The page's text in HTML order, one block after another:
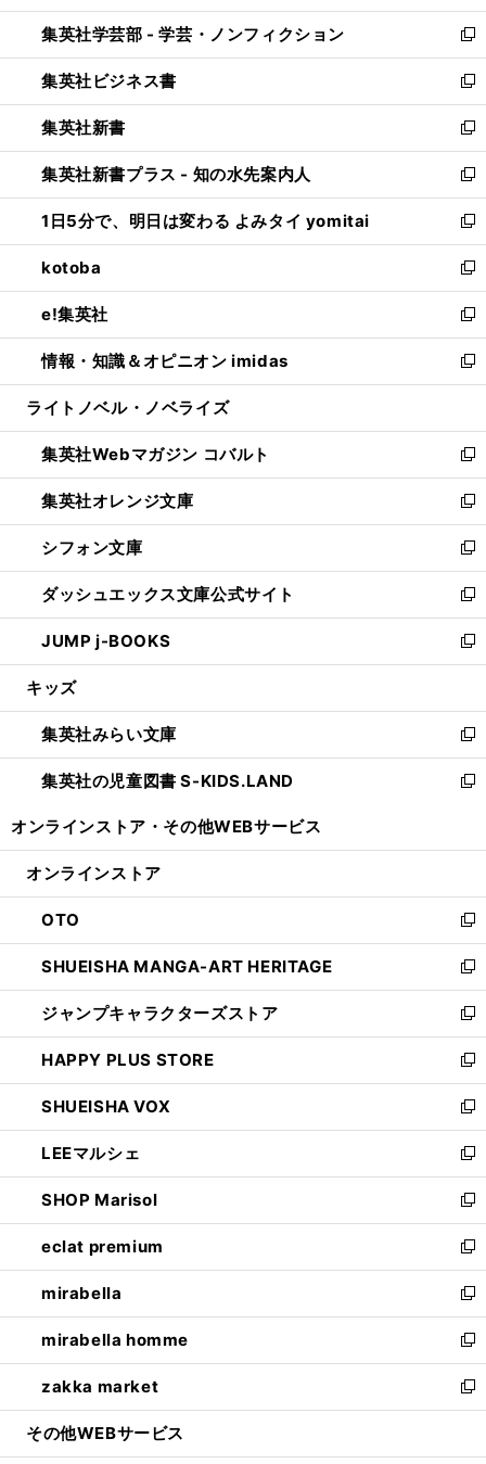
開
く
ウ
で
開
く
ン
ド
ウ
で
開
く
ウ
ィ
ン
ド
ウ
で
開
く
集英社学芸部 - 学芸・ノンフィクション
新
し
い
ウ
ィ
ン
ド
ウ
で
開
く
集英社ビジネス書
新
し
い
ウ
ィ
ン
ド
ウ
で
開
く
集英社新書
新
し
い
ウ
ィ
ン
ド
ウ
で
開
く
集英社新書プラス - 知の水先案内人
新
し
い
ウ
ィ
ン
ド
ウ
で
開
1日5分で、明日は変わる よみタイ yomitai
新
し
い
ウ
ィ
ン
ド
ウ
開
く
kotoba
新
し
い
ウ
ィ
ン
ウ
で
開
く
e!集英社
新
し
い
ウ
ン
ド
ウ
で
開
く
情報・知識＆オピニオン imidas
新
し
ウ
ィ
ン
ド
ウ
で
開
く
ライトノベル・ノベライズ
集英社Webマガジン コバルト
新
し
い
ウ
ィ
ン
ド
ウ
で
開
集英社オレンジ文庫
新
し
い
ウ
ィ
ン
ド
ウ
開
く
シフォン文庫
新
し
い
ウ
ィ
ン
ウ
で
開
く
ダッシュエックス文庫公式サイト
新
し
い
ウ
ン
ド
ウ
で
JUMP j-BOOKS
新
し
ウ
ィ
ン
ド
開
キッズ
集英社みらい文庫
新
し
い
ン
ウ
で
開
く
集英社の児童図書 S-KIDS.LAND
新
ウ
ン
ド
ウ
で
開
く
オンラインストア・ その他WEBサービス
オンラインストア
OTO
新
し
い
ウ
ィ
ン
ド
ウ
で
開
く
SHUEISHA MANGA-ART HERITAGE
新
し
い
ウ
ィ
ン
ド
ウ
で
開
く
ジャンプキャラクターズストア
新
し
い
ウ
ィ
ン
ド
ウ
で
開
く
HAPPY PLUS STORE
新
し
い
ウ
ィ
ン
ド
ウ
で
開
く
SHUEISHA VOX
新
し
い
ウ
ィ
ン
ド
ウ
で
開
く
LEEマルシェ
新
し
い
ウ
ィ
ン
ド
ウ
で
開
く
SHOP Marisol
新
し
い
ウ
ィ
ン
ド
ウ
で
開
eclat premium
新
し
い
ウ
ィ
ン
ド
ウ
開
mirabella
新
し
い
ウ
ィ
ン
ウ
mirabella homme
新
し
い
ウ
ン
zakka market
新
し
ウ
その他WEBサービス